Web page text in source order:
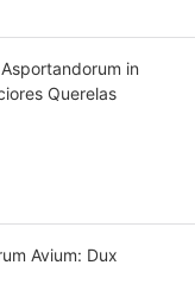
in
Querelas
Avium: Dux